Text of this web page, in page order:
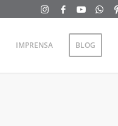
IMPRENSA BLOG